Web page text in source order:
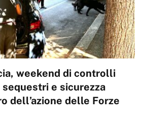
weekend di controlli
e sicurezza
dell’azione delle Forze